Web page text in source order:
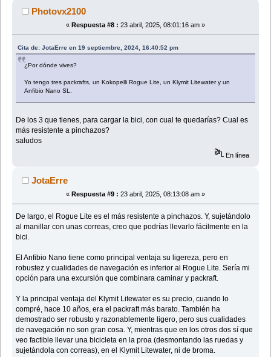
Photovx2100
« Respuesta #8 : 23 abril, 2025, 08:01:16 am »
Cita de: JotaErre en 19 septiembre, 2024, 16:40:52 pm
¿Por dónde vives?
Yo tengo tres packrafts, un Kokopelli Rogue Lite, un Klymit Litewater y un
Anfibio Nano SL.
De los 3 que tienes, para cargar la bici, con cual te quedarías? Cual es
más resistente a pinchazos?
saludos
En línea
JotaErre
« Respuesta #9 : 23 abril, 2025, 08:13:08 am »
De largo, el Rogue Lite es el más resistente a pinchazos. Y, sujetándolo
al manillar con unas correas, creo que podrías llevarlo fácilmente en la
bici.
El Anfibio Nano tiene como principal ventaja su ligereza, pero en
robustez y cualidades de navegación es inferior al Rogue Lite. Sería mi
opción para una excursión que combinara caminar y packraft.
Y la principal ventaja del Klymit Litewater es su precio, cuando lo
compré, hace 10 años, era el packraft más barato. También ha
demostrado ser robusto y razonablemente ligero, pero sus cualidades
de navegación no son gran cosa. Y, mientras que en los otros dos sí que
veo factible llevar una bicicleta en la proa (desmontando las ruedas y
sujetándola con correas), en el Klymit Litewater, ni de broma.